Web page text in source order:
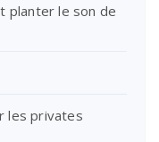
planter le son de
les privates